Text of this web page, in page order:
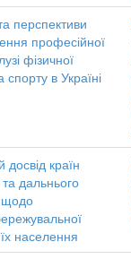
перспективи
професійної
фізичної
спорту в Україні
досвід країн
дальнього
щодо
їх населення